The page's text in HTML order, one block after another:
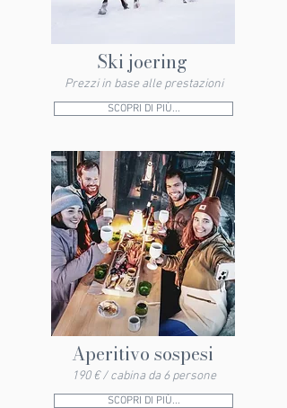
Ski joering
Prezzi in base alle prestazioni
SCOPRI DI PIÙ...
Aperitivo sospesi
190 € / cabina da 6 persone
SCOPRI DI PIÙ...